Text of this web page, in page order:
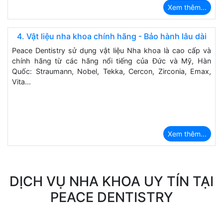
Xem thêm...
4. Vật liệu nha khoa chính hãng - Bảo hành lâu dài
Peace Dentistry sử dụng vật liệu Nha khoa là cao cấp và
chính hãng từ các hãng nổi tiếng của Đức và Mỹ, Hàn
Quốc: Straumann, Nobel, Tekka, Cercon, Zirconia, Emax,
Vita...
Xem thêm...
DỊCH VỤ NHA KHOA UY TÍN TẠI
PEACE DENTISTRY